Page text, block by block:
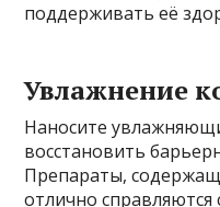
поддерживать её
Увлажнение
Наносите
восстановить
Препараты,
отлично справляются